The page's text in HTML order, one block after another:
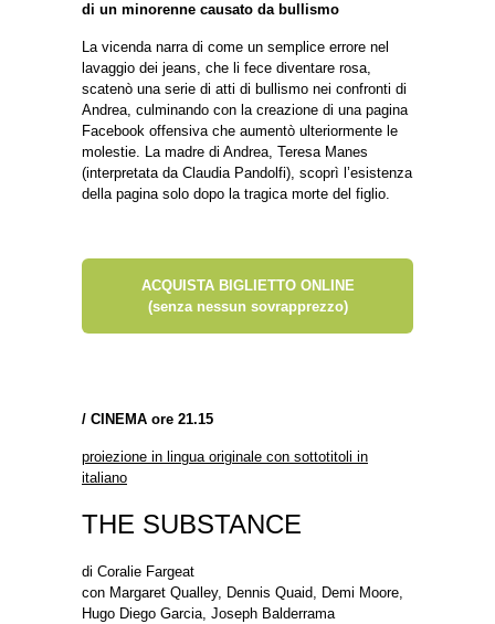
di un minorenne causato da bullismo
La vicenda narra di come un semplice errore nel
lavaggio dei jeans, che li fece diventare rosa,
scatenò una serie di atti di bullismo nei confronti di
Andrea, culminando con la creazione di una pagina
Facebook offensiva che aumentò ulteriormente le
molestie. La madre di Andrea, Teresa Manes
(interpretata da Claudia Pandolfi), scoprì l’esistenza
della pagina solo dopo la tragica morte del figlio.
ACQUISTA BIGLIETTO ONLINE
(senza nessun sovrapprezzo)
/ CINEMA ore 21.15
proiezione in lingua originale con sottotitoli in
italiano
THE SUBSTANCE
di Coralie Fargeat
con Margaret Qualley, Dennis Quaid, Demi Moore,
Hugo Diego Garcia, Joseph Balderrama